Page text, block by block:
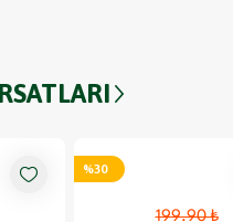
%30
199.90 ₺